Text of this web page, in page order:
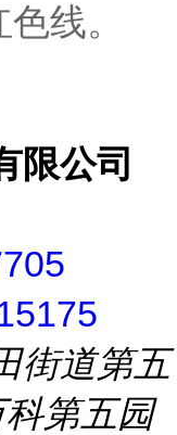
线。
限公司
街道第五
第五园